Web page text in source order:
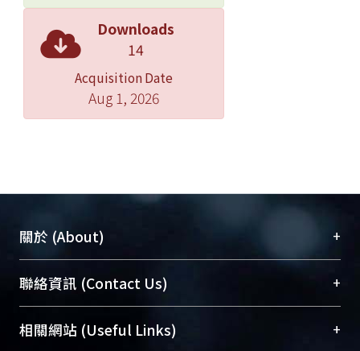
Downloads
14
Acquisition Date
Aug 1, 2026
關於 (About) +
臺大位居世界頂尖大學之列，為永久珍藏及向國際
展現本校豐碩的研究成果及學術能量，圖書館整合
機構典藏（NTUR）與學術庫（AH）不同功能平
台，成為臺大學術典藏NTU scholars。期能整合研
聯絡資訊 (Contact Us) +
總館學科館員(Main Library)
相關網站 (Useful Links) +